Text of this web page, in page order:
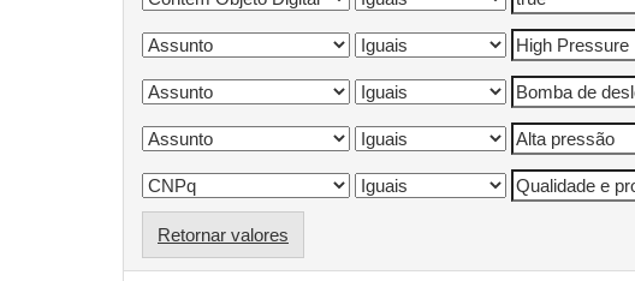
Retornar valores